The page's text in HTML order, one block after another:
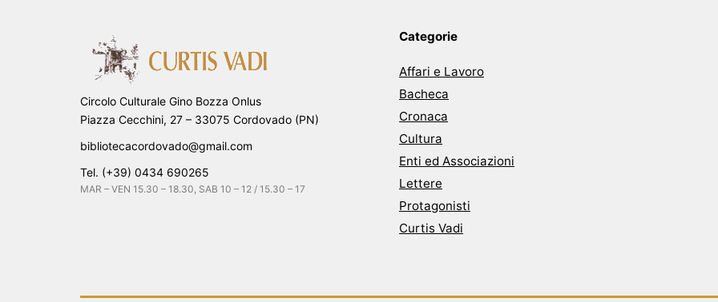
Circolo Culturale Gino Bozza Onlus
Piazza Cecchini, 27 – 33075 Cordovado (PN)
bibliotecacordovado@gmail.com
Tel. (+39) 0434 690265
MAR – VEN 15.30 – 18.30, SAB 10 – 12 / 15.30 – 17
Categorie
Affari e Lavoro
Bacheca
Cronaca
Cultura
Enti ed Associazioni
Lettere
Protagonisti
Curtis Vadi